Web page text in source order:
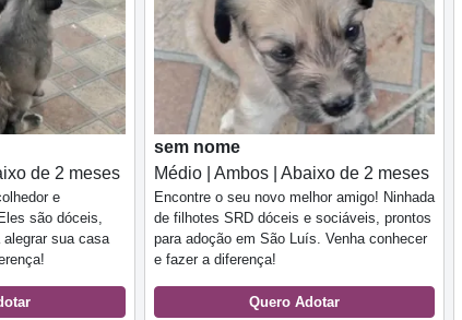
de 2 meses
e
são dóceis,
sua casa
sem nome
Médio | Ambos | Abaixo de 2 meses
Encontre o seu novo melhor amigo! Ninhada
de filhotes SRD dóceis e sociáveis, prontos
para adoção em São Luís. Venha conhecer
e fazer a diferença!
Quero Adotar